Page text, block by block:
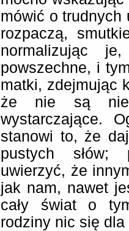
mówić o trudnych
rozpaczą,
normalizując
powszechne, i
matki, zdejmując
że nie są nie
wystarczające.
stanowi to, że
pustych słów;
uwierzyć, że
jak nam, nawet
cały świat o
rodziny nic się dla